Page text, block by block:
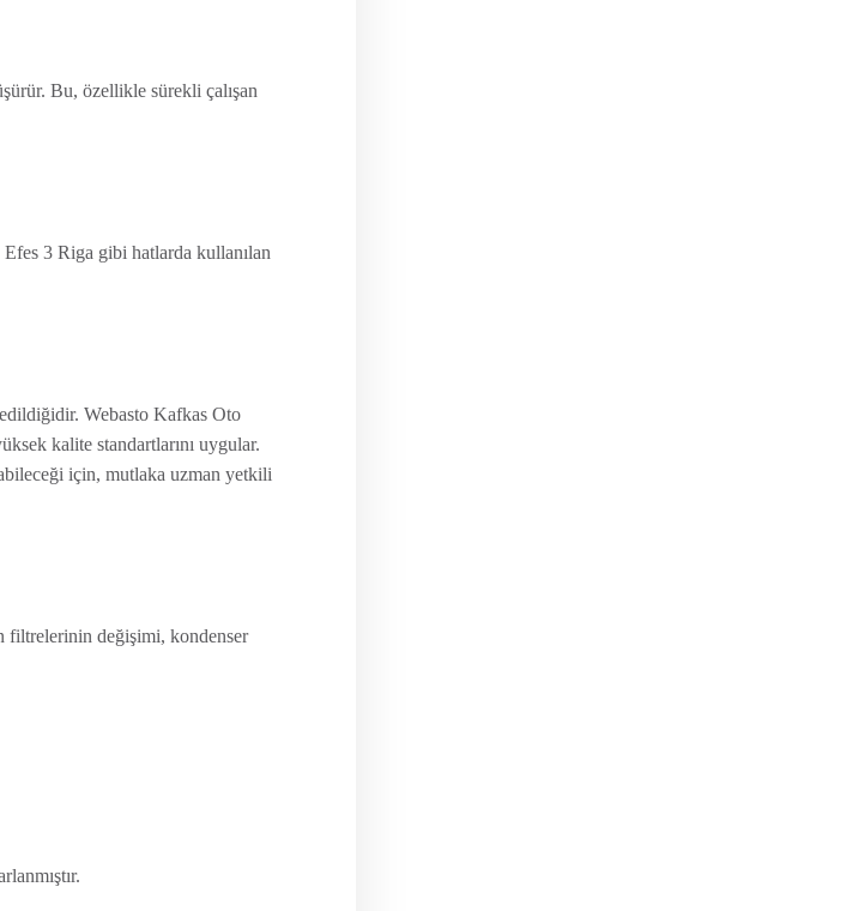
Bu, özellikle sürekli çalışan
3 Riga gibi hatlarda kullanılan
Webasto Kafkas Oto
kalite standartlarını uygular.
için, mutlaka uzman yetkili
filtrelerinin değişimi, kondenser